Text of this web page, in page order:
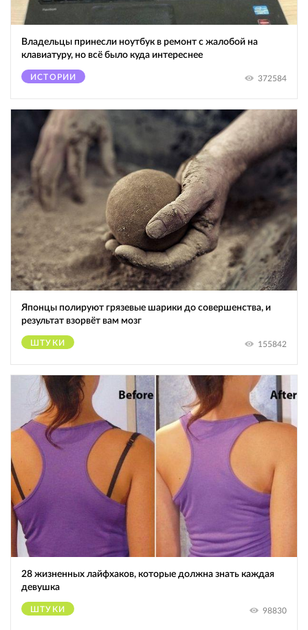
Владельцы принесли ноутбук в ремонт с жалобой на
клавиатуру, но всё было куда интереснее
ИСТОРИИ 372584
Японцы полируют грязевые шарики до совершенства, и
результат взорвёт вам мозг
ШТУКИ 155842
28 жизненных лайфхаков, которые должна знать каждая
девушка
ШТУКИ 98830